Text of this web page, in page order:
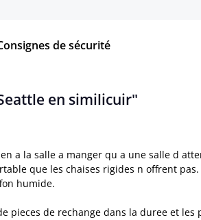
de sécurité
en similicuir"
a la salle a manger qu a une salle d
que les chaises rigides n offrent
humide.
pieces de rechange dans la duree et